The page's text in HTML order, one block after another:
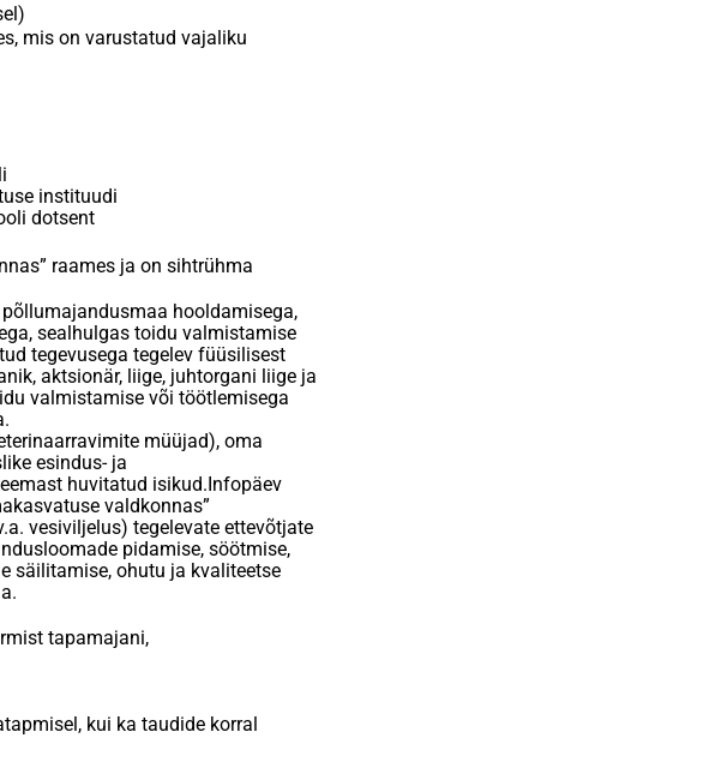
mis on varustatud vajaliku
instituudi
dotsent
raames ja on sihtrühma
hooldamisega,
sealhulgas toidu valmistamise
tegevusega tegelev füüsilisest
aktsionär, liige, juhtorgani liige ja
valmistamise või töötlemisega
müüjad), oma
esindus- ja
huvitatud isikud.Infopäev
valdkonnas”
vesiviljelus) tegelevate ettevõtjate
pidamise, söötmise,
säilitamise, ohutu ja kvaliteetse
tapamajani,
kui ka taudide korral